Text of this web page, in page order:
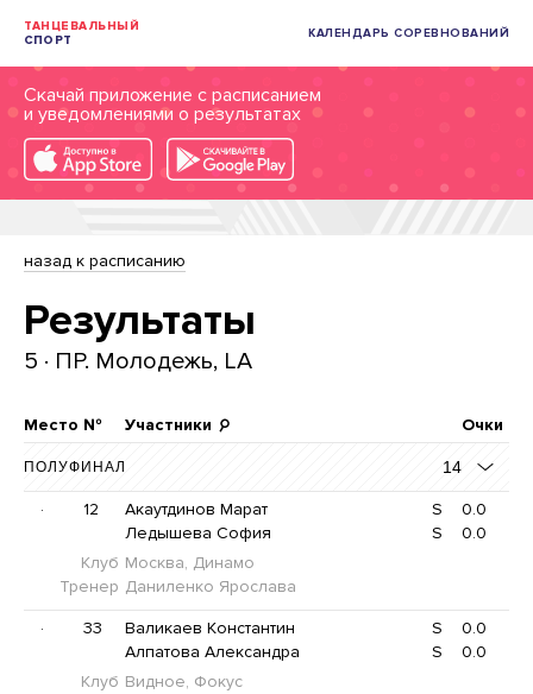
ТАНЦЕВАЛЬНЫЙ
СПОРТ
КАЛЕНДАРЬ СОРЕВНОВАНИЙ
Скачай приложение с расписанием
и уведомлениями о результатах
назад к расписанию
Результаты
5 · ПР. Молодежь, LA
Место № Участники Очки
ПОЛУФИНАЛ 14
· 12 Акаутдинов Марат S
0.0
Ледышева София
S
0.0
Клуб Москва, Динамо
Тренер Даниленко Ярослава
· 33 Валикаев Константин S
0.0
Алпатова Александра
S
0.0
Клуб Видное, Фокус